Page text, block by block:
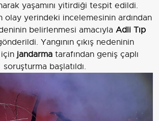
yaşamını yitirdiği tespit edildi.
olay yerindeki incelemesinin ardından
belirlenmesi amacıyla Adli Tıp
Yangının çıkış nedeninin
jandarma tarafından geniş çaplı
soruşturma başlatıldı.